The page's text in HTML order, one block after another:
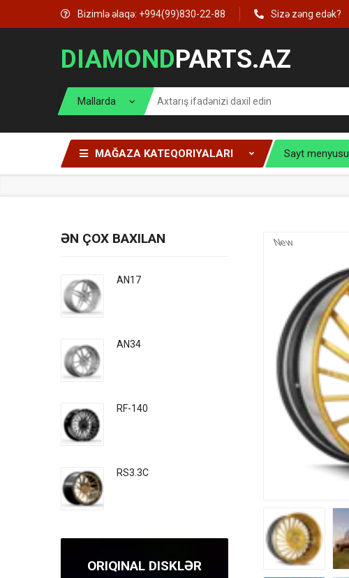
Bizimlə əlaqə: +994(99)830-22-88 Sizə zəng edək?
DIAMONDPARTS.AZ
MAĞAZA KATEQORIYALARI Sayt menyusu
New
ƏN ÇOX BAXILAN
AN17
AN34
RF-140
RS3.3C
ORIQINAL DISKLƏR